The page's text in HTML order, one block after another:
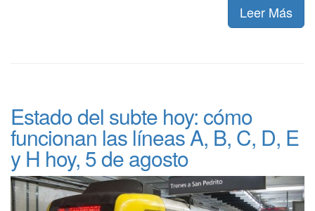
Leer Más
Estado del subte hoy: cómo
funcionan las líneas A, B, C, D, E
y H hoy, 5 de agosto